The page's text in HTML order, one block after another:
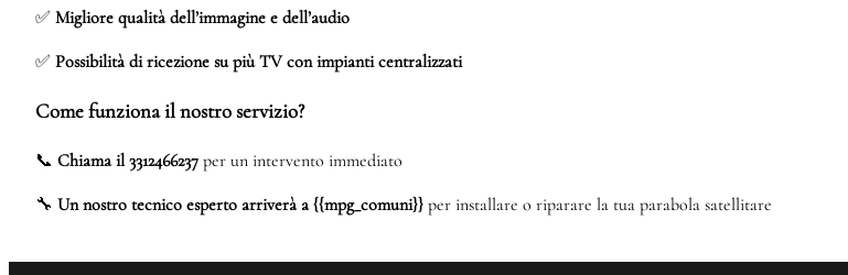
✅ Migliore qualità dell’immagine e dell’audio
✅ Possibilità di ricezione su più TV con impianti centralizzati
Come funziona il nostro servizio?
📞 Chiama il 3312466237 per un intervento immediato
🔧 Un nostro tecnico esperto arriverà a {{mpg_comuni}} per installare o riparare la tua parabola satellitare